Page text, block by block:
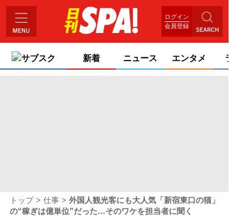
ログイン
会員登録
サブスク 新着 ニュース エンタメ
トップ 仕事
外国人観光客にも大人気「新宿東口の猫」
の“稼ぎは億単位”だった…そのワケを担当者に聞く